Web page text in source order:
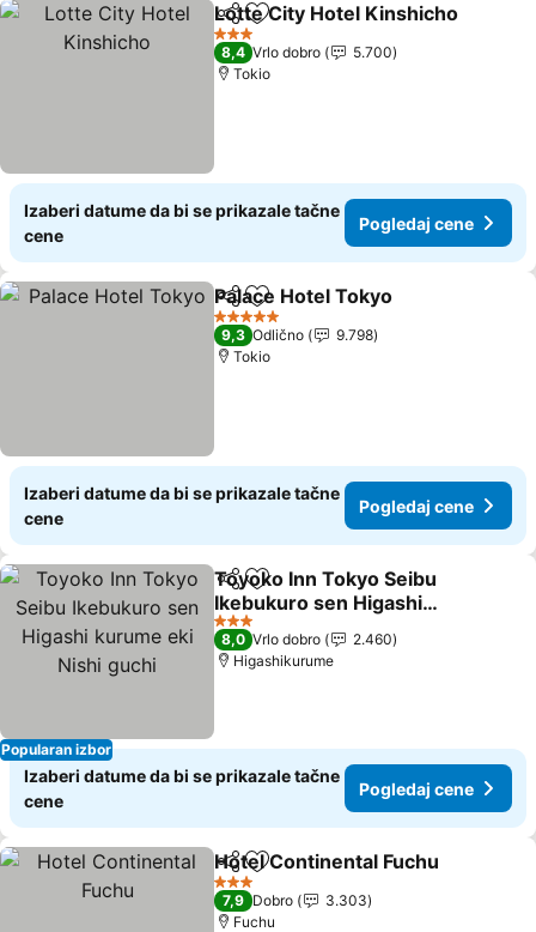
Deli Dodati u favorite
Lotte City Hotel Kinshicho
3 Zvezdice
8,4 Vrlo dobro
5.700
Tokio
Izaberi datume da bi se prikazale tačne
cene
Pogledaj cene
Deli Dodati u favorite
Palace Hotel Tokyo
5 Zvezdice
9,3 Odlično
9.798
Tokio
Izaberi datume da bi se prikazale tačne
cene
Pogledaj cene
Popularan izbor
Deli Dodati u favorite
Toyoko Inn Tokyo Seibu
Ikebukuro sen Higashi
kurume eki Nishi guchi
Pogledaj cene
3 Zvezdice
8,0 Vrlo dobro
2.460
Higashikurume
Izaberi datume da bi se prikazale tačne
cene
Pogledaj cene
Deli Dodati u favorite
Hotel Continental Fuchu
3 Zvezdice
7,9 Dobro
3.303
Fuchu